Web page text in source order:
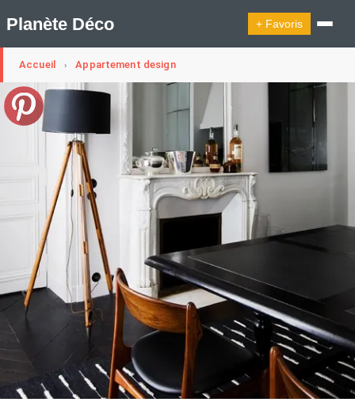
Planète Déco + Favoris
🛍︎ Shop Planète Déco ℹ︎ À propos
Appartement Design Cabanes
Decoration Noël
Design Suédois En Quelques Photos
Idées Déco En 10 Photos
La Semaine Décoration Et Design
Maison En Ville
Méli-Mélo Suédois
Publi Reportage
Tendance
Interieurs Scandinaves
La Décoration Selon Votre Signe Astrologique
Les Trouvailles Déco Du Jour
Loft
Maison Appartement Écologique
Maison Container/container House
Maison D'hôtes
Maison Et Appartement Vintage
On Décode La Déco
Petite Surface
Piscine Question De Style
Renovation
Revue De Week End
Tiny House
Accueil › Appartement design